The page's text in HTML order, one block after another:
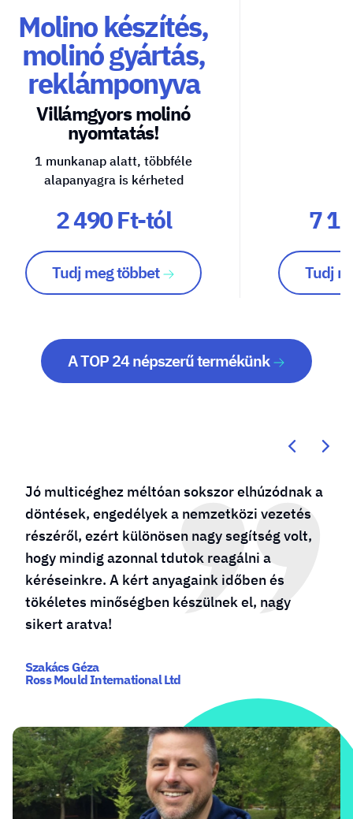
Molino készítés,
molinó gyártás,
reklámponyva
Villámgyors molinó
nyomtatás!
1 munkanap alatt, többféle
alapanyagra is kérheted
2 490 Ft-tól
Tudj meg többet
7
Tudj
A TOP 24 népszerű termékünk
Kötődésem a molino24.hu-hoz évtizedes, már
a cég születésénél is „bábáskodtam”. Több
sikeres vállalkozást is működtetek és mindig
őket bízom meg reklámdekoráció
készítésével. A csapat többször bizonyította
számunkra, hogy mindig a maximumot
nyújtják, gyorsak és proaktívak!
Szabó Zsombor - Ügyvezető
www.grilldepot.hu